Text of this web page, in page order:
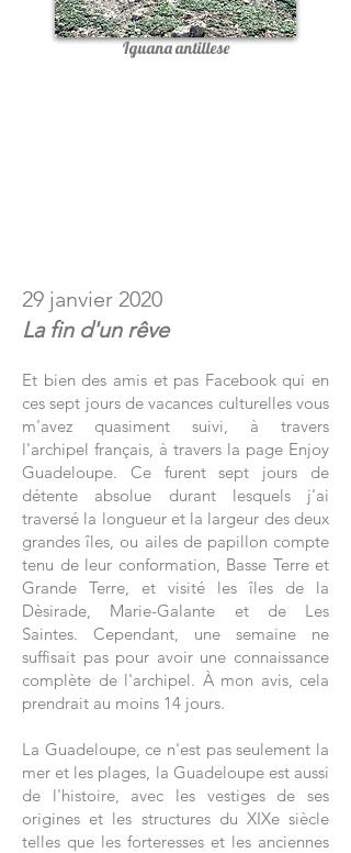
Iguana antillese
29 janvier 2020
La fin d'un rêve
Et bien des amis et pas Facebook qui en
ces sept jours de vacances culturelles vous
m'avez quasiment suivi, à travers
l'archipel français, à travers la page Enjoy
Guadeloupe. Ce furent sept jours de
détente absolue durant lesquels j'ai
traversé la longueur et la largeur des deux
grandes îles, ou ailes de papillon compte
tenu de leur conformation, Basse Terre et
Grande Terre, et visité les îles de la
Dèsirade, Marie-Galante et de Les
Saintes. Cependant, une semaine ne
suffisait pas pour avoir une connaissance
complète de l'archipel. À mon avis, cela
prendrait au moins 14 jours.
La Guadeloupe, ce n'est pas seulement la
mer et les plages, la Guadeloupe est aussi
de l'histoire, avec les vestiges de ses
origines et les structures du XIXe siècle
telles que les forteresses et les anciennes